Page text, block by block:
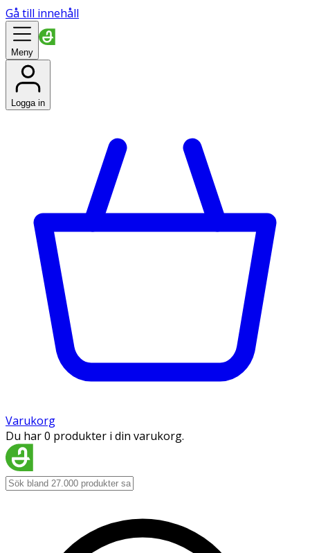
Gå till innehåll
Meny
Logga in
Varukorg
Du har 0 produkter i din varukorg.